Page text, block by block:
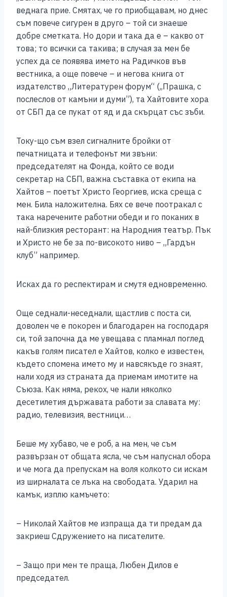
веднага прие. Смятах, че го приобщавам, но днес
съм повече сигурен в друго – той си знаеше
добре сметката. Но дори и така да е – какво от
това; то всички са такива; в случая за мен бе
успех да се появява името на Радичков във
вестника, а още повече – и негова книга от
издателство „Литературен форум“ (,,Прашка, с
послеслов от камъни и думи”), та Хайтовите хора
от СБП да се пукат от яд и да скърцат със зъби.
Току-що съм взел сигналните бройки от
печатницата и телефонът ми звъни:
председателят на Фонда, който се води
секретар на СБП, важна съставка от екипа на
Хайтов – поетът Христо Георгиев, иска среща с
мен. Била наложителна. Бях се вече поотракал с
така наречените работни обеди и го поканих в
най-близкия ресторант: на Народния театър. Пък
и Христо не бе за по-високото ниво – „Гардън
клуб” например.
Исках да го респектирам и смутя едновременно.
Още седнали-неседнали, щастлив с поста си,
доволен че е покорен и благодарен на господаря
си, той започна да ме увещава с пламнал поглед
какъв голям писател е Хайтов, колко е известен,
където спомена името му и навсякъде го знаят,
нали ходя из страната да приемам имотите на
Съюза. Как няма, рекох, че нали няколко
десетилетия държавата работи за славата му:
радио, телевизия, вестници…
Беше му хубаво, че е роб, а на мен, че съм
развързан от общата ясла, че съм напуснал обора
и че мога да препускам на воля колкото си искам
из ширналата се лъка на свободата. Ударил на
камък, изплю камъчето:
– Николай Хайтов ме изпраща да ти предам да
закриеш Сдружението на писателите.
– Защо при мен те праща, Любен Дилов е
председател.